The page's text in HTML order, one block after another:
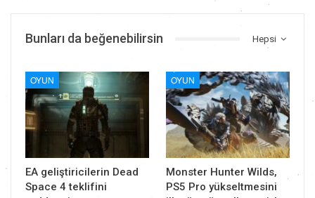
Hepsi
Bunları da beğenebilirsin
OYUN
EA geliştiricilerin Dead
Space 4 teklifini
OYUN
Monster Hunter Wilds,
PS5 Pro yükseltmesini